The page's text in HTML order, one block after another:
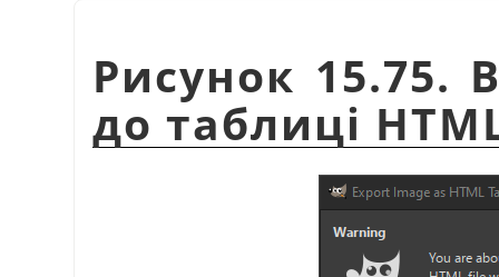
Рисунок 15.75.
до таблиці